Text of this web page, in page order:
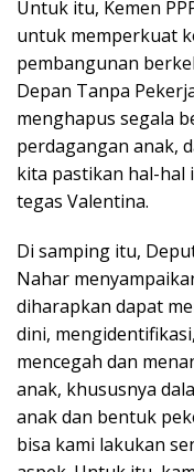
Untuk itu, Kemen
untuk memperkuat
pembangunan
Depan Tanpa
menghapus segala
perdagangan anak,
kita pastikan hal-hal
tegas Valentina.
Di samping itu,
Nahar
diharapkan dapat
dini,
mencegah dan
anak, khususnya
anak dan bentuk
bisa kami lakukan